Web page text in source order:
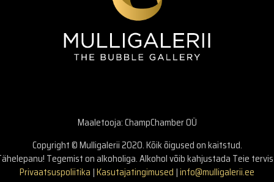
Maaletooja: ChampChamber OÜ
Copyright © Mulligalerii 2020. Kõik õigused on kaitstud.
Tegemist on alkoholiga. Alkohol võib kahjustada Teie
Privaatsuspoliitika |Kasutajatingimused |info@mulligalerii.ee